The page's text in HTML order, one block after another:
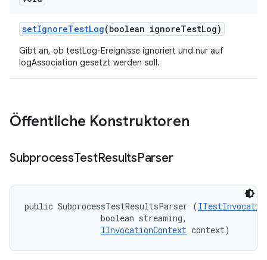
setIgnoreTestLog(boolean ignoreTestLog)
Gibt an, ob testLog-Ereignisse ignoriert und nur auf
logAssociation gesetzt werden soll.
Öffentliche Konstruktoren
SubprocessTestResultsParser
public SubprocessTestResultsParser (
                boolean streaming,
IInvocationContext context)